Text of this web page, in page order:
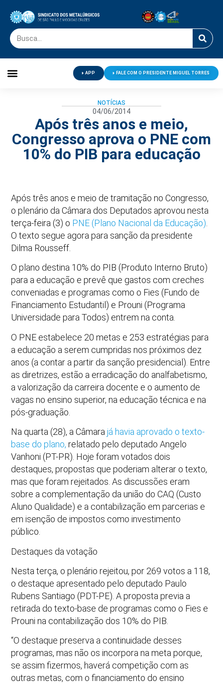
APP FALE COM O PRESIDENTE MIGUEL TORRES
NOTÍCIAS
04/06/2014
Após três anos e meio,
Congresso aprova o PNE com
10% do PIB para educação
Após três anos e meio de tramitação no Congresso,
o plenário da Câmara dos Deputados aprovou nesta
terça-feira (3) o PNE (Plano Nacional da Educação)
O texto segue agora para sanção da presidente
Dilma Rousseff.
O plano destina 10% do PIB (Produto Interno Bruto)
para a educação e prevê que gastos com creches
conveniadas e programas como o Fies (Fundo de
Financiamento Estudantil) e Prouni (Programa
Universidade para Todos) entrem na conta.
O PNE estabelece 20 metas e 253 estratégias para
a educação a serem cumpridas nos próximos dez
anos (a contar a partir da sanção presidencial). Entre
as diretrizes, estão a erradicação do analfabetismo,
a valorização da carreira docente e o aumento de
vagas no ensino superior, na educação técnica e na
pós-graduação.
Na quarta (28), a Câmarajá havia aprovado o texto-
base do plano,relatado pelo deputado Angelo
Vanhoni (PT-PR). Hoje foram votados dois
destaques, propostas que poderiam alterar o texto,
mas que foram rejeitados. As discussões eram
sobre a complementação da união do CAQ (Custo
Aluno Qualidade) e a contabilização em parcerias e
em isenção de impostos como investimento
público.
Destaques da votação
Nesta terça, o plenário rejeitou, por 269 votos a 118,
o destaque apresentado pelo deputado Paulo
Rubens Santiago (PDT-PE). A proposta previa a
retirada do texto-base de programas como o Fies e
Prouni na contabilização dos 10% do PIB.
“O destaque preserva a continuidade desses
programas, mas não os incorpora na meta porque,
se assim fizermos, haverá competição com as
outras metas, com o financiamento do ensino